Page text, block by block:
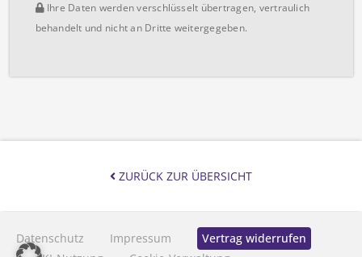
Datenschutz Impressum
Vertrag widerrufen
Ihre Daten werden verschlüsselt übertragen, vertraulich
behandelt und nicht an Dritte weitergegeben.
ZURÜCK ZUR ÜBERSICHT